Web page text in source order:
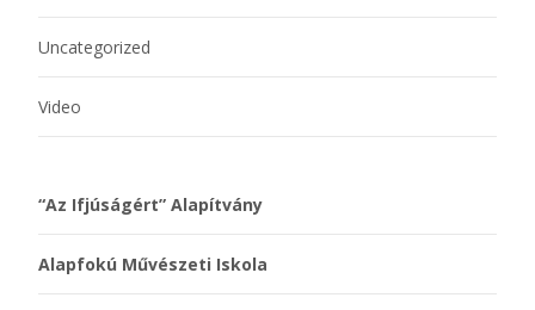
Uncategorized
Video
“Az Ifjúságért” Alapítvány
Alapfokú Művészeti Iskola